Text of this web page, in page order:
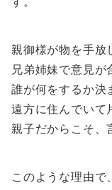
親御様が物を手放
兄弟姉妹で意見が
誰が何をするか決
遠方に住んでいて
親子だからこそ、
このような理由で